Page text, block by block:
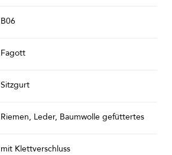
B06
Fagott
Sitzgurt
Riemen, Leder, Baumwolle gefüttertes
mit Klettverschluss